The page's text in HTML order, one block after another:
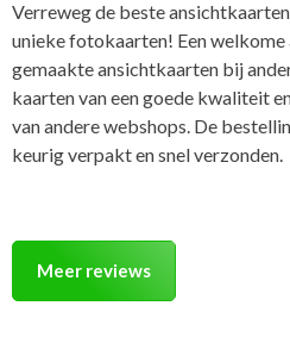
Verreweg de beste
unieke fotokaarten! Een welkome
gemaakte ansichtkaarten bij
kaarten van een goede kwaliteit
van andere webshops. De
keurig verpakt en snel verzonden.
Meer reviews